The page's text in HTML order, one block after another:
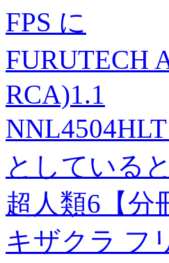
FPS に
FURUTECH
RCA)1.1
としている
超人類6【分
キザクラ フ